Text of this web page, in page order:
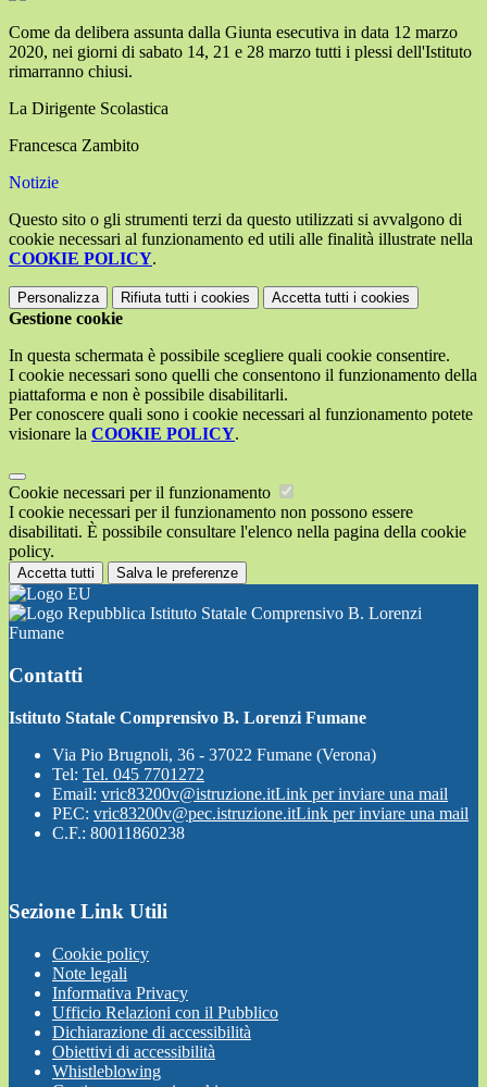
Come da delibera assunta dalla Giunta esecutiva in data 12 marzo
2020, nei giorni di sabato 14, 21 e 28 marzo tutti i plessi dell'Istituto
rimarranno chiusi.
La Dirigente Scolastica
Francesca Zambito
Notizie
Questo sito o gli strumenti terzi da questo utilizzati si avvalgono di
cookie necessari al funzionamento ed utili alle finalità illustrate nella
COOKIE POLICY.
Personalizza Rifiuta tutti i cookies Accetta tutti i cookies
Gestione cookie
In questa schermata è possibile scegliere quali cookie consentire.
I cookie necessari sono quelli che consentono il funzionamento della
piattaforma e non è possibile disabilitarli.
Per conoscere quali sono i cookie necessari al funzionamento potete
visionare la COOKIE POLICY.
Cookie necessari per il funzionamento
I cookie necessari per il funzionamento non possono essere
disabilitati. È possibile consultare l'elenco nella pagina della cookie
policy.
Accetta tutti Salva le preferenze
Istituto Statale Comprensivo B. Lorenzi
Fumane
Contatti
Istituto Statale Comprensivo B. Lorenzi Fumane
Via Pio Brugnoli, 36 - 37022 Fumane (Verona)
Tel: Tel. 045 7701272
Email: vric83200v@istruzione.itLink per inviare una mail
PEC: vric83200v@pec.istruzione.itLink per inviare una mail
C.F.: 80011860238
Sezione Link Utili
Cookie policy
Note legali
Informativa Privacy
Ufficio Relazioni con il Pubblico
Dichiarazione di accessibilità
Obiettivi di accessibilità
Whistleblowing